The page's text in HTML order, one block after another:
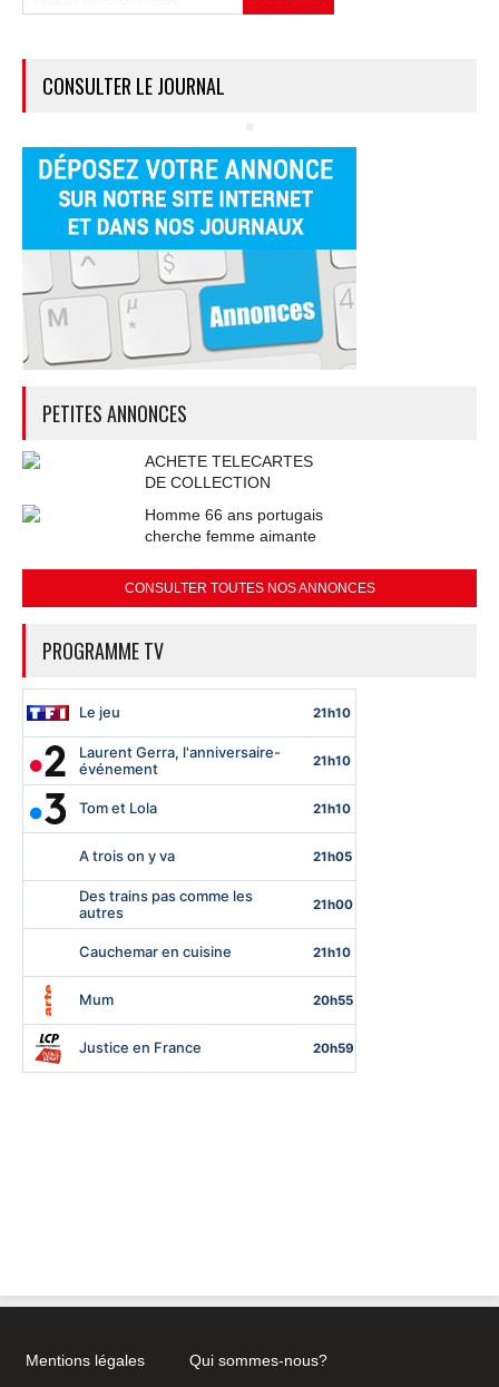
CONSULTER LE JOURNAL
PETITES ANNONCES
ACHETE TELECARTES
DE COLLECTION
Homme 66 ans portugais
cherche femme aimante
CONSULTER TOUTES NOS ANNONCES
PROGRAMME TV
Mentions légales Qui sommes-nous?